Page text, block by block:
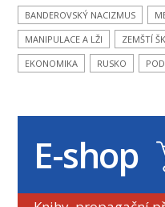
BANDEROVSKÝ NACIZMUS
MANIPULACE A LŽI
ZEMŠTÍ
EKONOMIKA
RUSKO
E-shop